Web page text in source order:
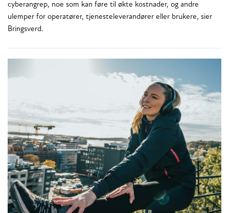
cyberangrep, noe som kan føre til økte kostnader, og andre
ulemper for operatører, tjenesteleverandører eller brukere, sier
Bringsverd.